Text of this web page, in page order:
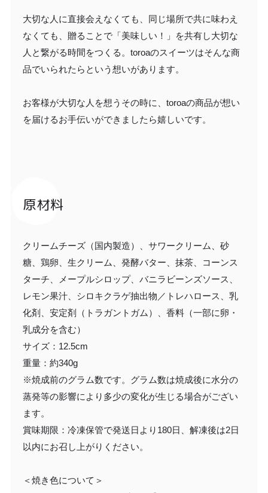
大切な人に直接会えなくても、同じ場所で共に味わえ
なくても、贈ることで「美味しい！」を共有し大切な
人と繋がる時間をつくる。toroaのスイーツはそんな商
品でいられたらという想いがあります。
お客様が大切な人を想うその時に、toroaの商品が想い
を届けるお手伝いができましたら嬉しいです。
原材料
クリームチーズ（国内製造）、サワークリーム、砂
糖、鶏卵、生クリーム、発酵バター、抹茶、コーンス
ターチ、メープルシロップ、バニラビーンズソース、
レモン果汁、シロキクラゲ抽出物／トレハロース、乳
化剤、安定剤（トラガントガム）、香料（一部に卵・
乳成分を含む）
サイズ：12.5cm
重量：約340g
※焼成前のグラム数です。グラム数は焼成後に水分の
蒸発等の影響により多少の変化が生じる場合がござい
ます。
賞味期限：冷凍保管で発送日より180日、解凍後は2日
以内にお召し上がりください。
＜焼き色について＞